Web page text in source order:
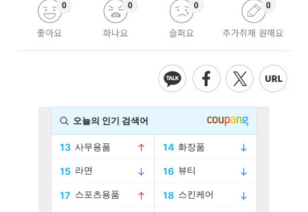
좋아요
0
화나요
0
슬퍼요
0
추가취재 원해요
0